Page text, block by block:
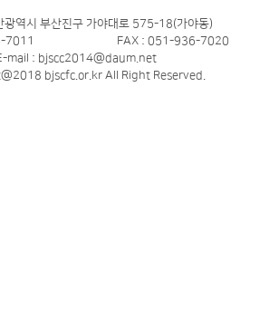
역시 부산진구 가야대로 575-18(가야동)
7011
FAX : 051-936-7020
mail : bjscc2014@daum.net
bjscfc.or.kr All Right Reserved.